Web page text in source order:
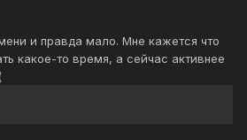
и правда мало. Мне кажется что
какое-то время, а сейчас активнее